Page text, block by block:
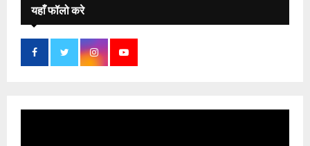
यहाँ फॉलो करे